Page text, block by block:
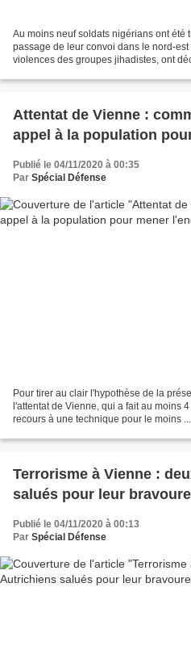
Au moins neuf soldats nigérians ont été
passage de leur convoi dans le nord-
violences des groupes jihadistes, ont
Attentat de Vienne :
appel à la population
Publié le 04/11/2020 à 00:35
Par Spécial Défense
Pour tirer au clair l'hypothèse de la
l'attentat de Vienne, qui a fait au moins
recours à une technique pour le moins ...
Terrorisme à Vienne :
salués pour leur bravoure
Publié le 04/11/2020 à 00:13
Par Spécial Défense